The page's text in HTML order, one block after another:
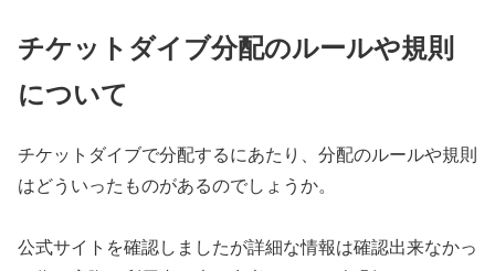
チケットダイブ分配のルールや規則
について
チケットダイブで分配するにあたり、分配のルールや規則
はどういったものがあるのでしょうか。
公式サイトを確認しましたが詳細な情報は確認出来なかっ